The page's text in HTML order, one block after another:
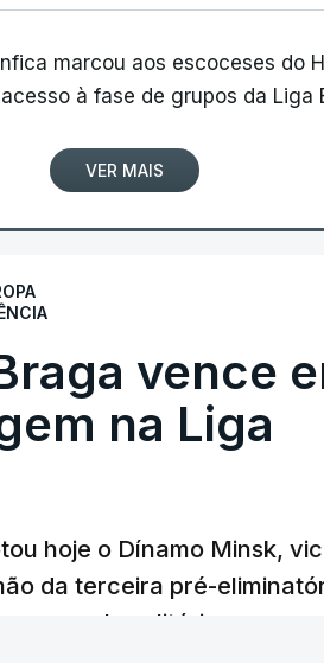
marcou aos escoceses do
à fase de grupos da Liga
VER MAIS
vence
na Liga
hoje o Dínamo Minsk,
da terceira pré-
um golo solitário.